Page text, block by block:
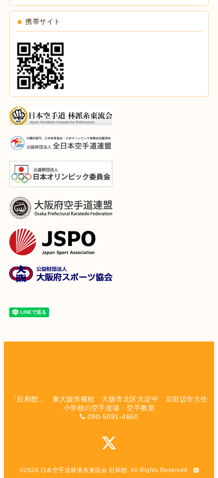
携帯サイト
「壯和館」 東大阪市横枕 大阪市北区大淀中 京田辺市大住
小学校の空手道場・空手教室
090-5091-4660
©2026 日本空手道林派糸東流会 壯和館. All Rights Reserved.